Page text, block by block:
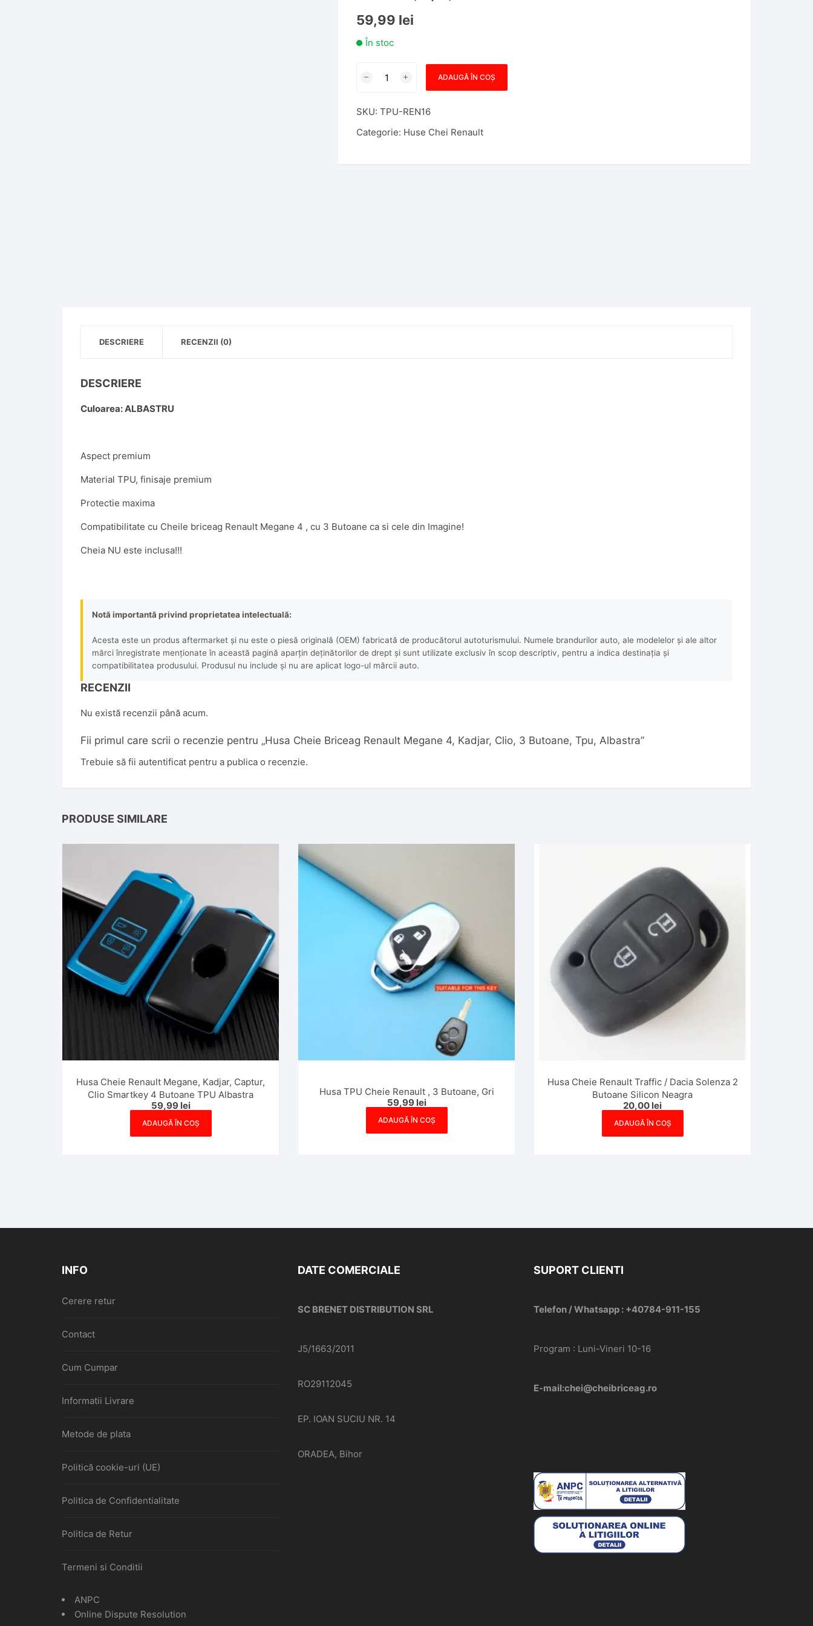
59,99 lei
În stoc
Briceag
Renault
Megane
ADAUGĂ ÎN COȘ
SKU: TPU-REN16
Categorie: Huse Chei Renault
DESCRIERE RECENZII (0)
DESCRIERE
Culoarea: ALBASTRU
Aspect premium
Material TPU, finisaje premium
Protectie maxima
Compatibilitate cu Cheile briceag Renault Megane 4 , cu 3 Butoane ca si cele din Imagine!
Cheia NU este inclusa!!!
Notă importantă privind proprietatea intelectuală:
Acesta este un produs aftermarket și nu este o piesă originală (OEM) fabricată de producătorul autoturismului. Numele brandurilor auto, ale modelelor și ale altor
mărci înregistrate menționate în această pagină aparțin deținătorilor de drept și sunt utilizate exclusiv în scop descriptiv, pentru a indica destinația și
compatibilitatea produsului. Produsul nu include și nu are aplicat logo-ul mărcii auto.
RECENZII
Nu există recenzii până acum.
Fii primul care scrii o recenzie pentru „Husa Cheie Briceag Renault Megane 4, Kadjar, Clio, 3 Butoane, Tpu, Albastra”
Trebuie să fii autentificat pentru a publica o recenzie.
PRODUSE SIMILARE
Husa Cheie Renault Megane, Kadjar, Captur,
Clio Smartkey 4 Butoane TPU Albastra
59,99 lei
ADAUGĂ ÎN COȘ
Husa TPU Cheie Renault , 3 Butoane, Gri
59,99 lei
ADAUGĂ ÎN COȘ
Husa Cheie Renault Traffic / Dacia Solenza 2
Butoane Silicon Neagra
20,00 lei
ADAUGĂ ÎN COȘ
INFO
Cerere retur
Contact
Cum Cumpar
Informatii Livrare
Metode de plata
Politică cookie-uri (UE)
Politica de Confidentialitate
Politica de Retur
Termeni si Conditii
ANPC
Online Dispute Resolution
DATE COMERCIALE
SC BRENET DISTRIBUTION SRL
J5/1663/2011
RO29112045
EP. IOAN SUCIU NR. 14
ORADEA, Bihor
SUPORT CLIENTI
Telefon / Whatsapp : +40784-911-155
Program : Luni-Vineri 10-16
E-mail:chei@cheibriceag.ro